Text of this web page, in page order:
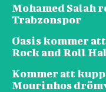
Mohamed Salah
Trabzonspor
Oasis kommer
Rock and Roll
Kommer att
Mourinhos